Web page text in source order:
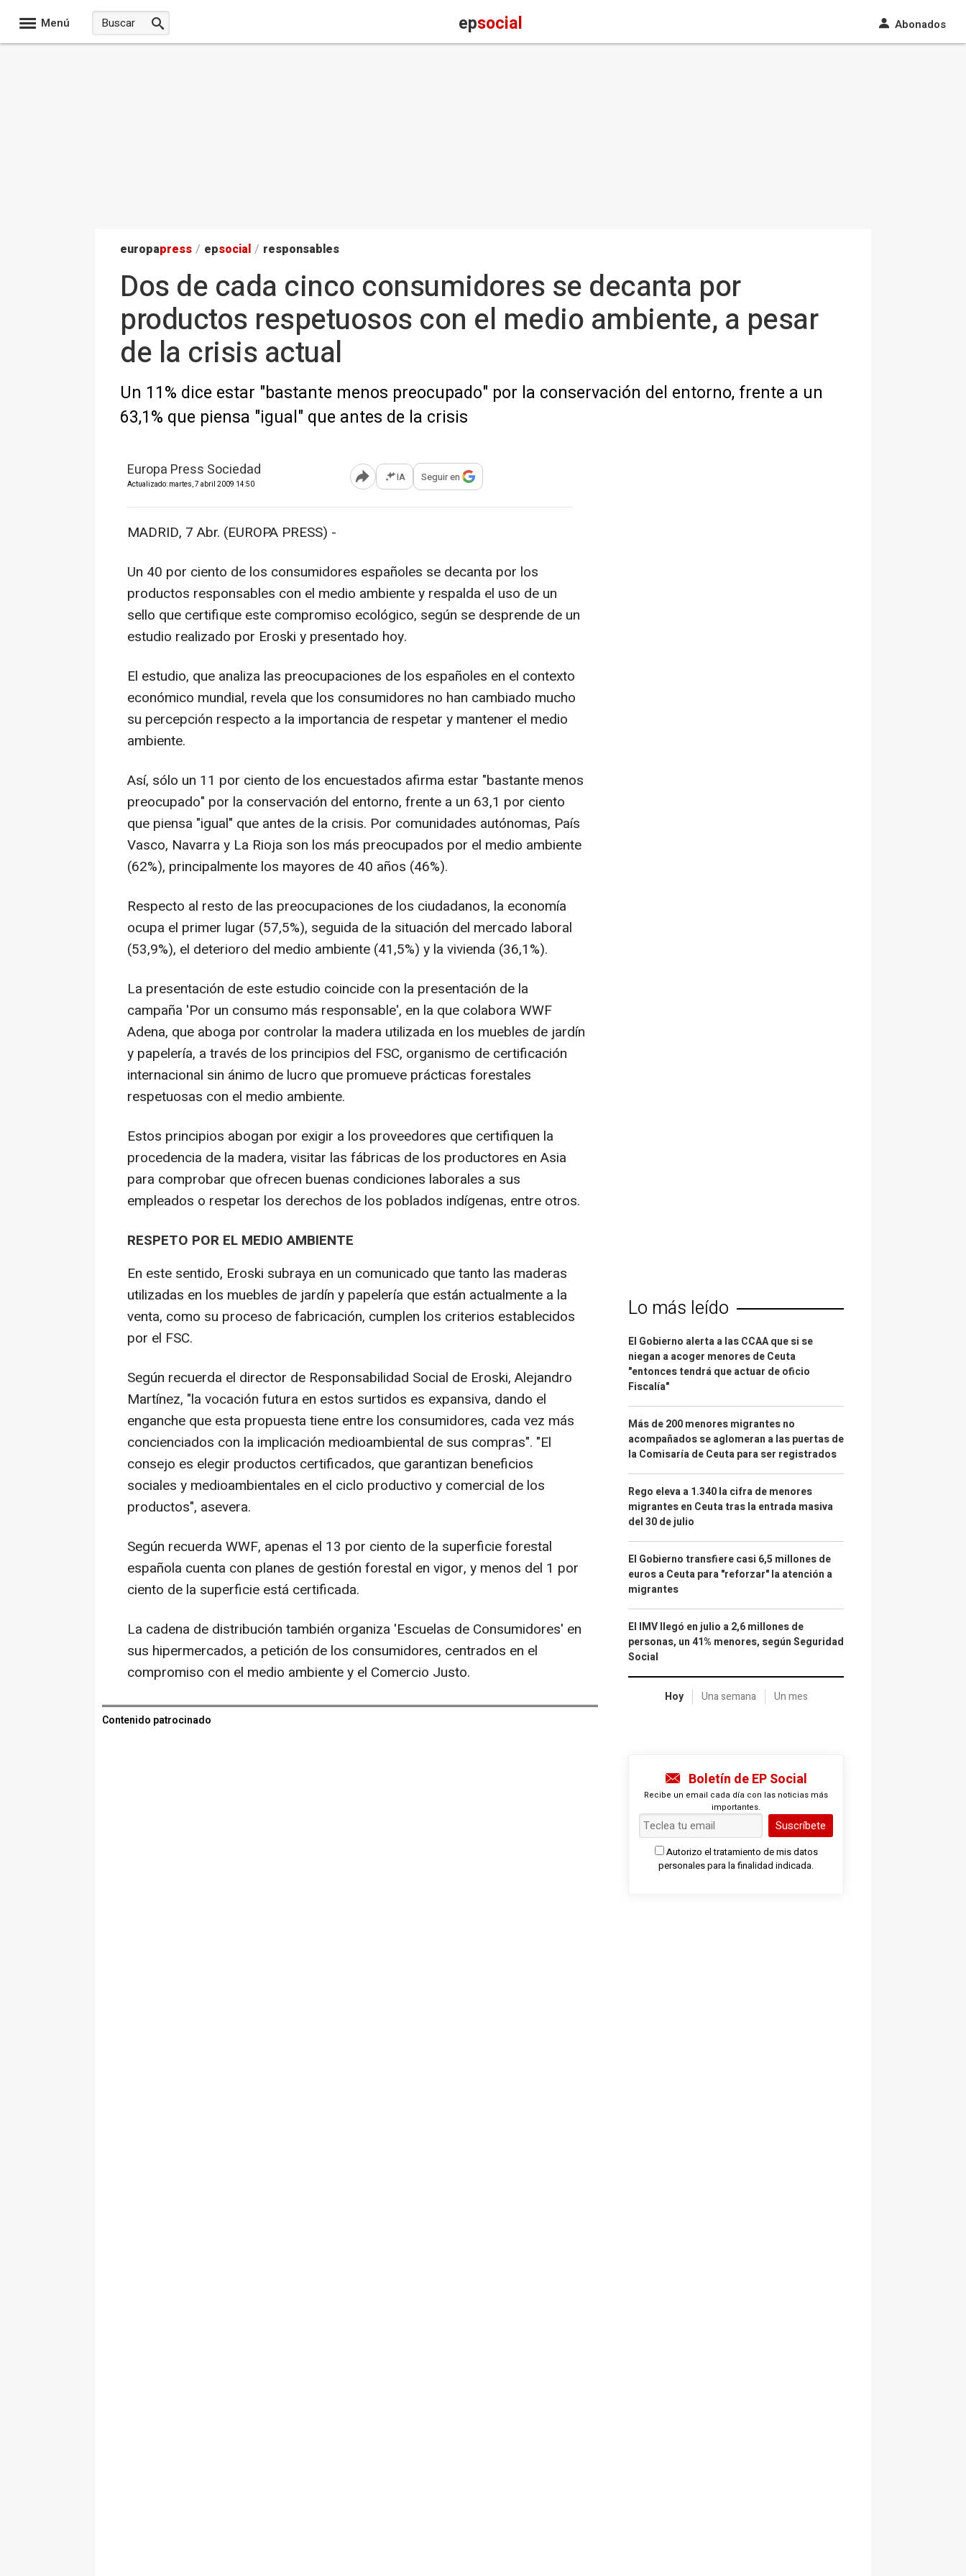
Menú epsocial Abonados
europapress / epsocial / responsables
Dos de cada cinco consumidores se decanta por
productos respetuosos con el medio ambiente, a pesar
de la crisis actual
Un 11% dice estar "bastante menos preocupado" por la conservación del entorno, frente a un
63,1% que piensa "igual" que antes de la crisis
Europa Press Sociedad
Actualizado: martes, 7 abril 2009 14:50 Abrir opciones para compartir
IA Seguir en
MADRID, 7 Abr. (EUROPA PRESS) -
Un 40 por ciento de los consumidores españoles se decanta por los
productos responsables con el medio ambiente y respalda el uso de un
sello que certifique este compromiso ecológico, según se desprende de un
estudio realizado por Eroski y presentado hoy.
El estudio, que analiza las preocupaciones de los españoles en el contexto
económico mundial, revela que los consumidores no han cambiado mucho
su percepción respecto a la importancia de respetar y mantener el medio
ambiente.
Así, sólo un 11 por ciento de los encuestados afirma estar "bastante menos
preocupado" por la conservación del entorno, frente a un 63,1 por ciento
que piensa "igual" que antes de la crisis. Por comunidades autónomas, País
Vasco, Navarra y La Rioja son los más preocupados por el medio ambiente
(62%), principalmente los mayores de 40 años (46%).
Respecto al resto de las preocupaciones de los ciudadanos, la economía
ocupa el primer lugar (57,5%), seguida de la situación del mercado laboral
(53,9%), el deterioro del medio ambiente (41,5%) y la vivienda (36,1%).
La presentación de este estudio coincide con la presentación de la
campaña 'Por un consumo más responsable', en la que colabora WWF
Adena, que aboga por controlar la madera utilizada en los muebles de jardín
y papelería, a través de los principios del FSC, organismo de certificación
internacional sin ánimo de lucro que promueve prácticas forestales
respetuosas con el medio ambiente.
Estos principios abogan por exigir a los proveedores que certifiquen la
procedencia de la madera, visitar las fábricas de los productores en Asia
para comprobar que ofrecen buenas condiciones laborales a sus
empleados o respetar los derechos de los poblados indígenas, entre otros.
RESPETO POR EL MEDIO AMBIENTE
En este sentido, Eroski subraya en un comunicado que tanto las maderas
utilizadas en los muebles de jardín y papelería que están actualmente a la
venta, como su proceso de fabricación, cumplen los criterios establecidos
por el FSC.
Según recuerda el director de Responsabilidad Social de Eroski, Alejandro
Martínez, "la vocación futura en estos surtidos es expansiva, dando el
enganche que esta propuesta tiene entre los consumidores, cada vez más
concienciados con la implicación medioambiental de sus compras". "El
consejo es elegir productos certificados, que garantizan beneficios
sociales y medioambientales en el ciclo productivo y comercial de los
productos", asevera.
Según recuerda WWF, apenas el 13 por ciento de la superficie forestal
española cuenta con planes de gestión forestal en vigor, y menos del 1 por
ciento de la superficie está certificada.
La cadena de distribución también organiza 'Escuelas de Consumidores' en
sus hipermercados, a petición de los consumidores, centrados en el
compromiso con el medio ambiente y el Comercio Justo.
Contenido patrocinado
Lo más leído
El Gobierno alerta a las CCAA que si se
niegan a acoger menores de Ceuta
"entonces tendrá que actuar de oficio
Fiscalía"
Más de 200 menores migrantes no
acompañados se aglomeran a las puertas de
la Comisaría de Ceuta para ser registrados
Rego eleva a 1.340 la cifra de menores
migrantes en Ceuta tras la entrada masiva
del 30 de julio
El Gobierno transfiere casi 6,5 millones de
euros a Ceuta para "reforzar" la atención a
migrantes
El IMV llegó en julio a 2,6 millones de
personas, un 41% menores, según Seguridad
Social
Hoy Una semana Un mes
Boletín de EP Social
Recibe un email cada día con las noticias más
importantes.
Suscríbete
Autorizo el tratamiento de mis datos
personales para la finalidad indicada.